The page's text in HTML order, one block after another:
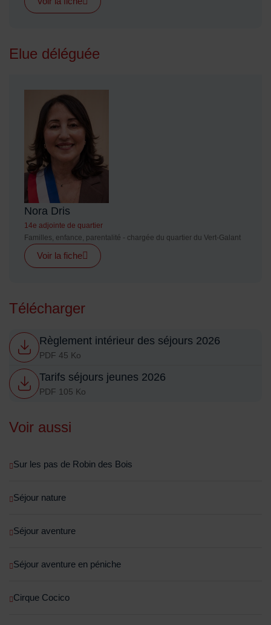
Elue déléguée
Nora Dris
14e adjointe de quartier
Familles, enfance, parentalité - chargée du quartier du Vert-Galant
Voir la fiche
Télécharger
Règlement intérieur des séjours 2026
PDF 45 Ko
Tarifs séjours jeunes 2026
PDF 105 Ko
Voir aussi
Sur les pas de Robin des Bois
Séjour nature
Séjour aventure
Séjour aventure en péniche
Cirque Cocico